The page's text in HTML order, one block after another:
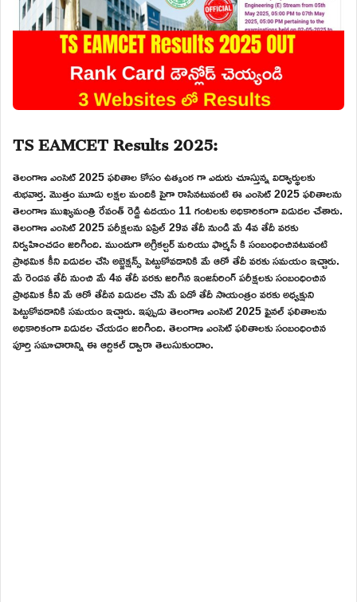
TS EAMCET Results 2025:
తెలంగాణ ఎంసెట్ 2025 ఫలితాల కోసం ఉత్కంఠ గా ఎదురు చూస్తున్న విద్యార్థులకు
శుభవార్త. మొత్తం మూడు లక్షల మందికి పైగా రాసినటువంటి ఈ ఎంసెట్ 2025 ఫలితాలను
తెలంగాణ ముఖ్యమంత్రి రేవంత్ రెడ్డి ఉదయం 11 గంటలకు అధికారికంగా విడుదల చేశారు.
తెలంగాణ ఎంసెట్ 2025 పరీక్షలను ఏప్రిల్ 29వ తేదీ నుండి మే 4వ తేదీ వరకు
నిర్వహించడం జరిగింది. ముందుగా అగ్రికల్చర్ మరియు ఫార్మసీ కి సంబంధించినటువంటి
ప్రాథమిక కీని విడుదల చేసి అబ్జెక్షన్స్ పెట్టుకోవడానికి మే ఆరో తేదీ వరకు సమయం ఇచ్చారు.
మే రెండవ తేదీ నుంచి మే 4వ తేదీ వరకు జరిగిన ఇంజనీరింగ్ పరీక్షలకు సంబంధించిన
ప్రాథమిక కీని మే ఆరో తేదీన విడుదల చేసి మే ఏడో తేదీ సాయంత్రం వరకు అధ్యక్షుని
పెట్టుకోవడానికి సమయం ఇచ్చారు. ఇప్పుడు తెలంగాణ ఎంసెట్ 2025 ఫైనల్ ఫలితాలను
అధికారికంగా విడుదల చేయడం జరిగింది. తెలంగాణ ఎంసెట్ ఫలితాలకు సంబంధించిన
పూర్తి సమాచారాన్ని ఈ ఆర్టికల్ ద్వారా తెలుసుకుందాం.